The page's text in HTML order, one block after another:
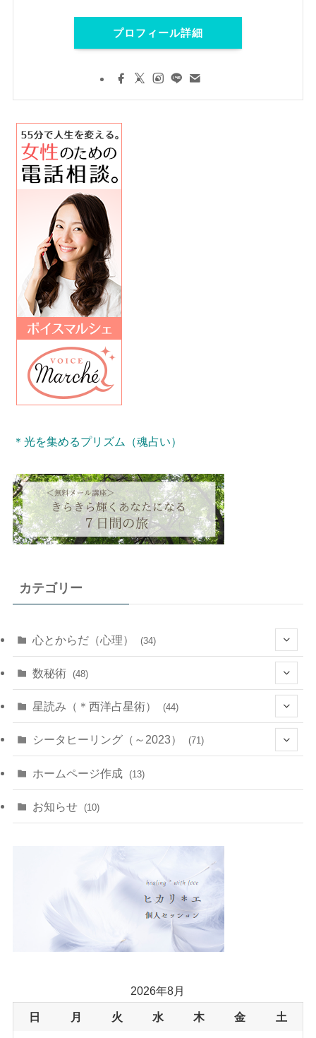
プロフィール詳細
＊光を集めるプリズム（魂占い）
カテゴリー
心とからだ（心理） (34)
(1)
(22)
(7)
(4)
(7)
数秘術 (48)
(11)
(10)
星読み（＊西洋占星術） (44)
(11)
(8)
シータヒーリング（～2023） (71)
(14)
(18)
ホームページ作成 (13)
お知らせ (10)
2026年8月
日 月 火 水 木 金 土